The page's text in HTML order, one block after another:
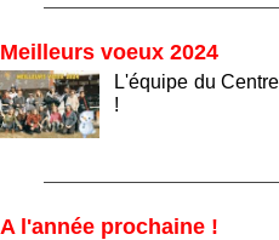
Meilleurs voeux 2024
L'équipe du
!
A l'année prochaine !